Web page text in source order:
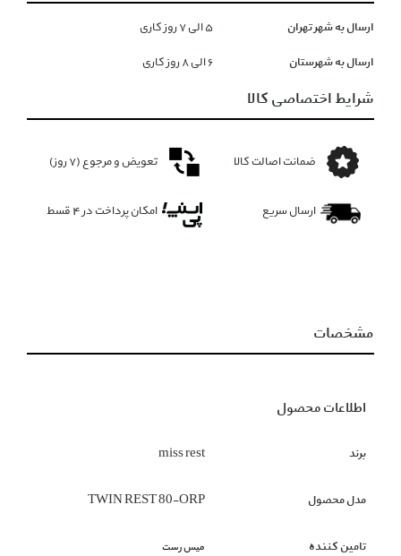
ارسال به شهر تهران ۵ الی ۷ روز کاری
ارسال به شهرستان ۶ الی ۸ روز کاری
شرایط اختصاصی کالا
ضمانت اصالت کالا تعویض و مرجوع (۷ روز)
ارسال سریع امکان پرداخت در 4 قسط
مشخصات
اطلاعات محصول
برند miss rest
مدل محصول TWIN REST 80-ORP
تامین کننده میس رست